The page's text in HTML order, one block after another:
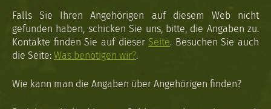
Falls Sie Ihren Angehörigen auf diesem Web nicht
gefunden haben, schicken Sie uns, bitte, die Angaben zu.
Kontakte finden Sie auf dieser Seite. Besuchen Sie auch
die Seite: Was benötigen wir?.
Wie kann man die Angaben über Angehörigen finden?